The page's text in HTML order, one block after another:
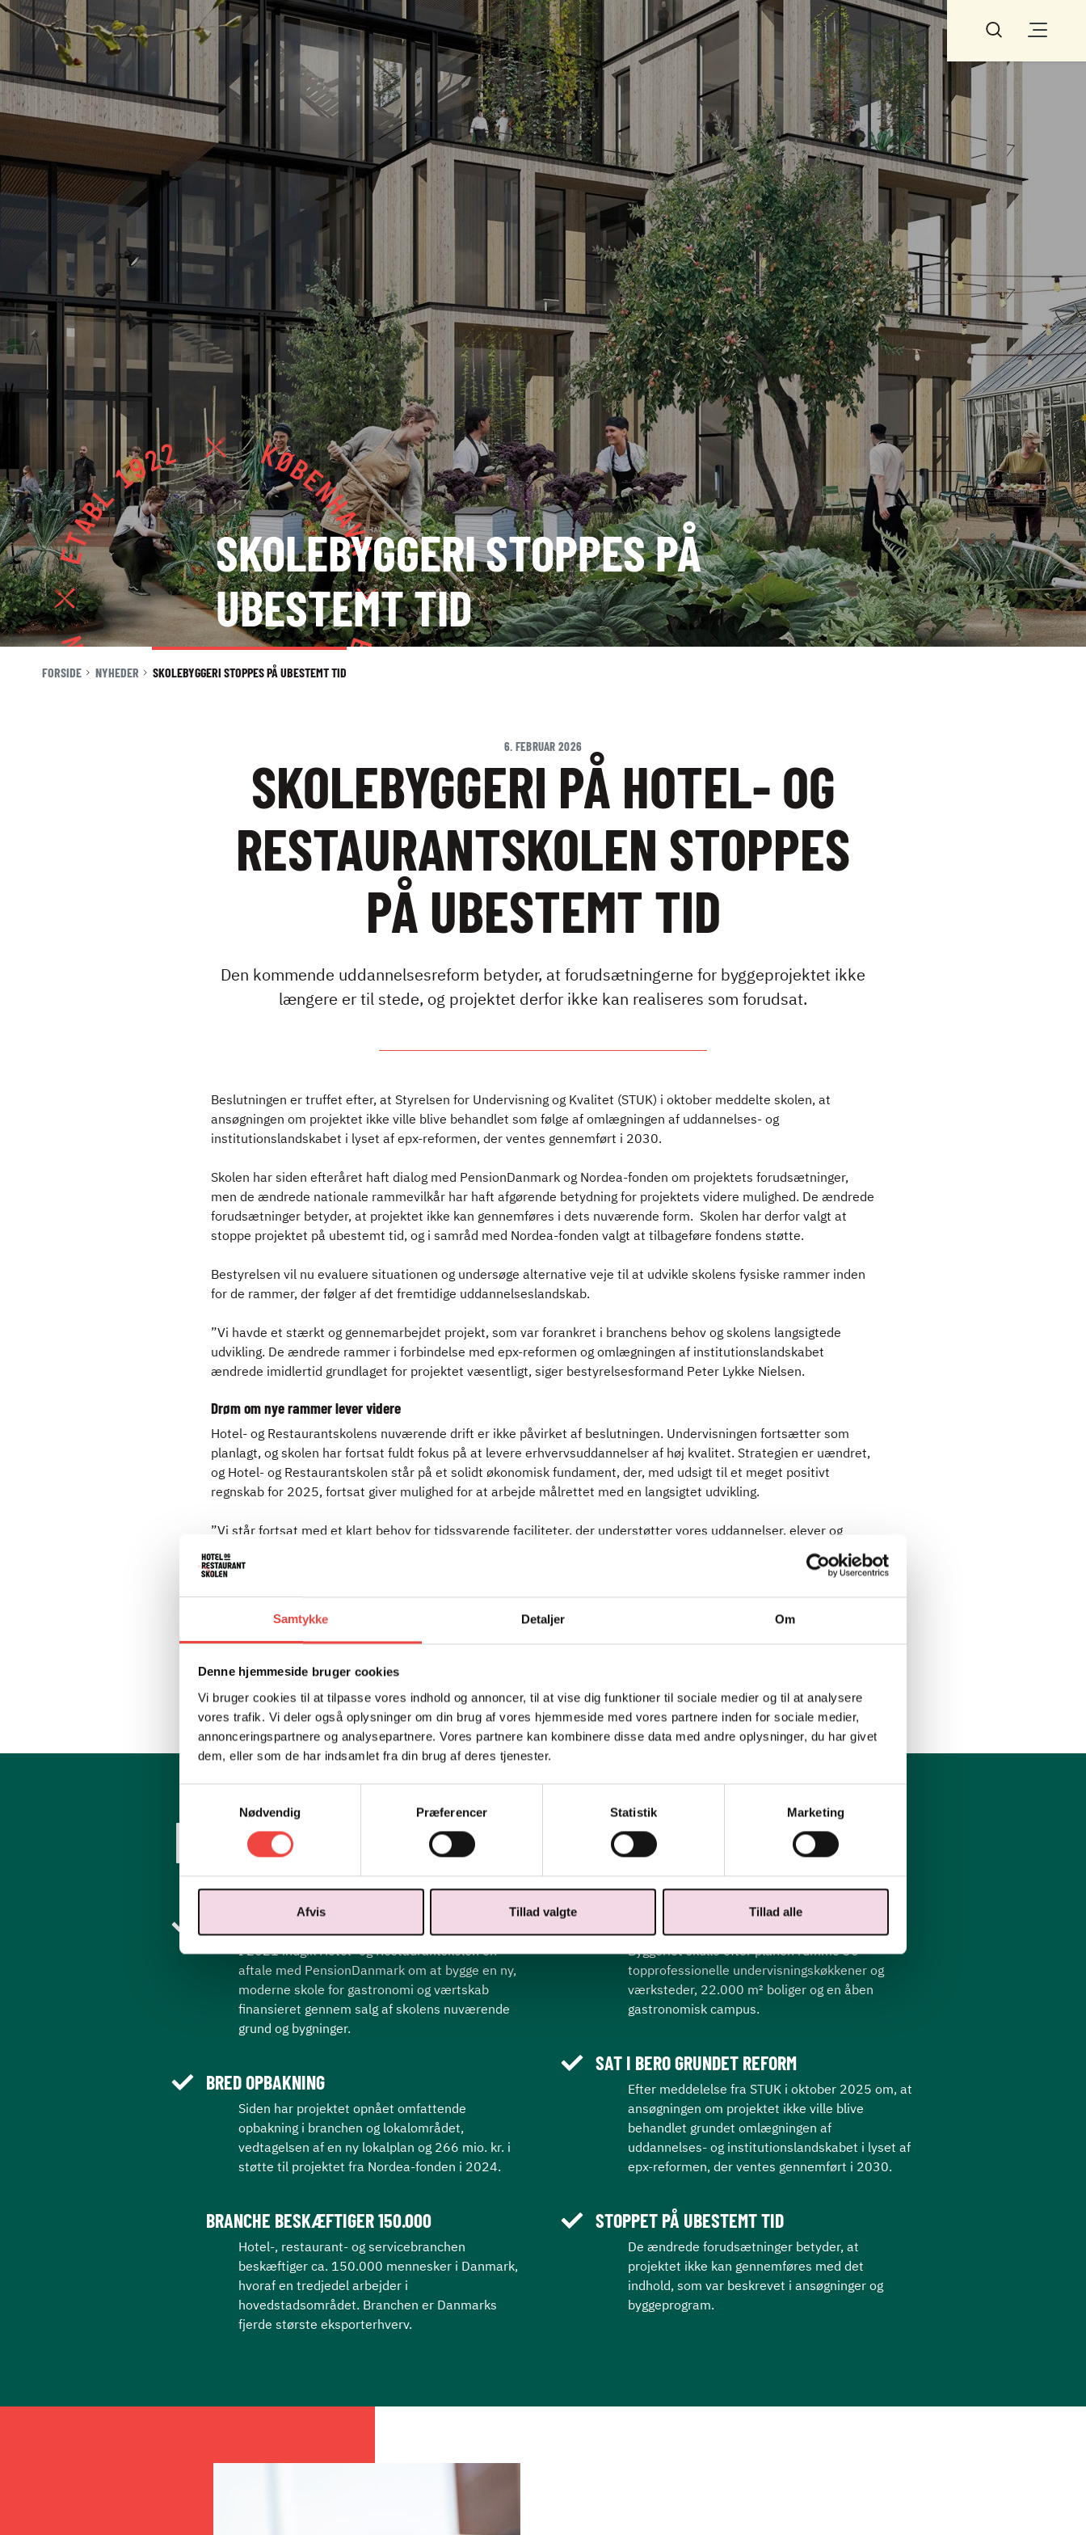
Samtykke Detaljer Om
Denne hjemmeside bruger cookies
Vi bruger cookies til at tilpasse vores indhold og annoncer, til at vise dig funktioner til sociale medier og til at analysere
vores trafik. Vi deler også oplysninger om din brug af vores hjemmeside med vores partnere inden for sociale medier,
annonceringspartnere og analysepartnere. Vores partnere kan kombinere disse data med andre oplysninger, du har givet
dem, eller som de har indsamlet fra din brug af deres tjenester.
Nødvendig
Præferencer Statistik Marketing
Afvis Tillad valgte Tillad alle
BLIV ELEV
LIVET PÅ SKOLEN
OPLEV OS
EFTERUDDANNELSE
OG KURSER
OM SKOLEN
KONTAKT
NYHEDER
JOBBØRS
FOR VIRKSOMHEDER
ELEVINTRA (LOGIN)
TIDLIGERE ELEV
ENGLISH
SKOLEBYGGERI STOPPES PÅ
UBESTEMT TID
FORSIDE NYHEDER SKOLEBYGGERI STOPPES PÅ UBESTEMT TID
6. FEBRUAR 2026
SKOLEBYGGERI PÅ HOTEL- OG
RESTAURANTSKOLEN STOPPES
PÅ UBESTEMT TID
Den kommende uddannelsesreform betyder, at forudsætningerne for byggeprojektet ikke
længere er til stede, og projektet derfor ikke kan realiseres som forudsat.
Beslutningen er truffet efter, at Styrelsen for Undervisning og Kvalitet (STUK) i oktober meddelte skolen, at
ansøgningen om projektet ikke ville blive behandlet som følge af omlægningen af uddannelses- og
institutionslandskabet i lyset af epx-reformen, der ventes gennemført i 2030.
Skolen har siden efteråret haft dialog med PensionDanmark og Nordea-fonden om projektets forudsætninger,
men de ændrede nationale rammevilkår har haft afgørende betydning for projektets videre mulighed. De ændrede
forudsætninger betyder, at projektet ikke kan gennemføres i dets nuværende form. Skolen har derfor valgt at
stoppe projektet på ubestemt tid, og i samråd med Nordea-fonden valgt at tilbageføre fondens støtte.
Bestyrelsen vil nu evaluere situationen og undersøge alternative veje til at udvikle skolens fysiske rammer inden
for de rammer, der følger af det fremtidige uddannelseslandskab.
”Vi havde et stærkt og gennemarbejdet projekt, som var forankret i branchens behov og skolens langsigtede
udvikling. De ændrede rammer i forbindelse med epx-reformen og omlægningen af institutionslandskabet
ændrede imidlertid grundlaget for projektet væsentligt, siger bestyrelsesformand Peter Lykke Nielsen.
Drøm om nye rammer lever videre
Hotel- og Restaurantskolens nuværende drift er ikke påvirket af beslutningen. Undervisningen fortsætter som
planlagt, og skolen har fortsat fuldt fokus på at levere erhvervsuddannelser af høj kvalitet. Strategien er uændret,
og Hotel- og Restaurantskolen står på et solidt økonomisk fundament, der, med udsigt til et meget positivt
regnskab for 2025, fortsat giver mulighed for at arbejde målrettet med en langsigtet udvikling.
”Vi står fortsat med et klart behov for tidssvarende faciliteter, der understøtter vores uddannelser, elever og
kursister. Samtidig er vi nødt til at afvente større klarhed om de strukturelle rammer for erhvervsuddannelserne
og vores udbud fremadrettet. Det er en skam, at vi ikke kan realisere et projekt, som var fuldt finansieret og
Hotel- og Restaurantskolen vil fortsat arbejde sammen med branchen om at udvikle attraktive
uddannelsesmiljøer for fremtidens faglærte og vil orientere elever, medarbejdere og samarbejdspartnere, når der
FAKTA
AFTALE SIDEN 2021
I 2021 indgik Hotel- og Restaurantskolen en
aftale med PensionDanmark om at bygge en ny,
moderne skole for gastronomi og værtskab
finansieret gennem salg af skolens nuværende
grund og bygninger.
BRED OPBAKNING
Siden har projektet opnået omfattende
opbakning i branchen og lokalområdet,
vedtagelsen af en ny lokalplan og 266 mio. kr. i
støtte til projektet fra Nordea-fonden i 2024.
BRANCHE BESKÆFTIGER 150.000
Hotel-, restaurant- og servicebranchen
beskæftiger ca. 150.000 mennesker i Danmark,
hvoraf en tredjedel arbejder i
hovedstadsområdet. Branchen er Danmarks
fjerde største eksporterhverv.
MODERNE FACILITETER
Byggeriet skulle efter planen rumme 30
topprofessionelle undervisningskøkkener og
værksteder, 22.000 m² boliger og en åben
gastronomisk campus.
SAT I BERO GRUNDET REFORM
Efter meddelelse fra STUK i oktober 2025 om, at
ansøgningen om projektet ikke ville blive
behandlet grundet omlægningen af
uddannelses- og institutionslandskabet i lyset af
epx-reformen, der ventes gennemført i 2030.
STOPPET PÅ UBESTEMT TID
De ændrede forudsætninger betyder, at
projektet ikke kan gennemføres med det
indhold, som var beskrevet i ansøgninger og
byggeprogram.